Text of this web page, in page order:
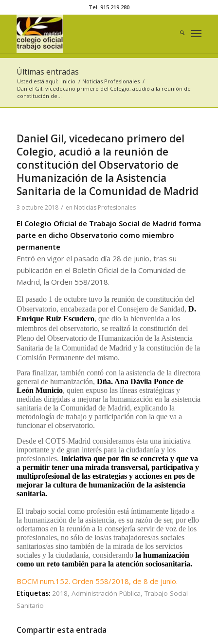
Tel. 915 219 280
Últimas entradas
Usted está aquí: Inicio / Noticias Profesionales /
Daniel Gil, vicedecano primero del Colegio, acudió a la reunión de
constitución de...
Daniel Gil, vicedecano primero del
Colegio, acudió a la reunión de
constitución del Observatorio de
Humanización de la Asistencia
Sanitaria de la Comunidad de Madrid
3 octubre 2018 / en Noticias Profesionales
El Colegio Oficial de Trabajo Social de Madrid forma
parte en dicho Observatorio como miembro
permanente
Entró en vigor el pasado día 28 de junio, tras su
publicación en el Boletín Oficial de la Comunidad de
Madrid, la Orden 558/2018.
El pasado 1 de octubre tuvo la reunión de constitución del
Observatorio, encabezada por el Consejero de Sanidad, D.
Enrique Ruiz Escudero, que dio la bienvenida a los
miembros del observatorio, se realizó la constitución del
Pleno del Observatorio de Humanización de la Asistencia
Sanitaria de la Comunidad de Madrid y la constitución de la
Comisión Permanente del mismo.
Para finalizar, también contó con la asistencia de la directora
general de humanización, Dña. Ana Dávila Ponce de
León Municio, quien expuso las líneas estratégicas y
medidas dirigidas a mejorar la humanización en la asistencia
sanitaria de la Comunidad de Madrid, explicando la
metodología de trabajo y participación con la que va a
funcionar el observatorio.
Desde el COTS-Madrid consideramos ésta una iniciativa
importante y de gran interés para la ciudadanía y los
profesionales. Iniciativa que por fin se concreta y que va
a permitir tener una mirada transversal, participativa y
multiprofesional de las estrategias y acciones en pos de
mejorar la cultura de humanización de la asistencia
sanitaria.
El trabajo social como profesión está íntimamente ligado a
la humanización de la asistencia, es su razón de ser, por ello
odertamos en la reunión a la consejería servir de voz de los
profesionales, no sólo de los/as trabajadores/as sociales
sanitarios/as sino también de la mirada de los servicios
sociales y la ciudadanía, considerando la humanización
como un reto también para la atención sociosanitaria.
BOCM num.152. Orden 558/2018, de 8 de junio.
Etiquetas: 2018 Administración Pública Trabajo Social
Sanitario
Compartir esta entrada